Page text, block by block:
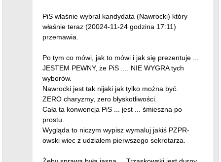
PiS właśnie wybrał kandydata (Nawrocki) który
właśnie teraz (20024-11-24 godzina 17:11)
przemawia.
Po tym co mówi, jak to mówi i jak się prezentuje ...
JESTEM PEWNY, że PiS .... NIE WYGRA tych
wyborów.
Nawrocki jest tak nijaki jak tylko można być.
ZERO charyzmy, zero błyskotliwości.
Cała ta konwencja PiS ... jest ... śmieszna po
prostu.
Wygląda to niczym wypisz wymaluj jakiś PZPR-
owski wiec z udziałem pierwszego sekretarza.